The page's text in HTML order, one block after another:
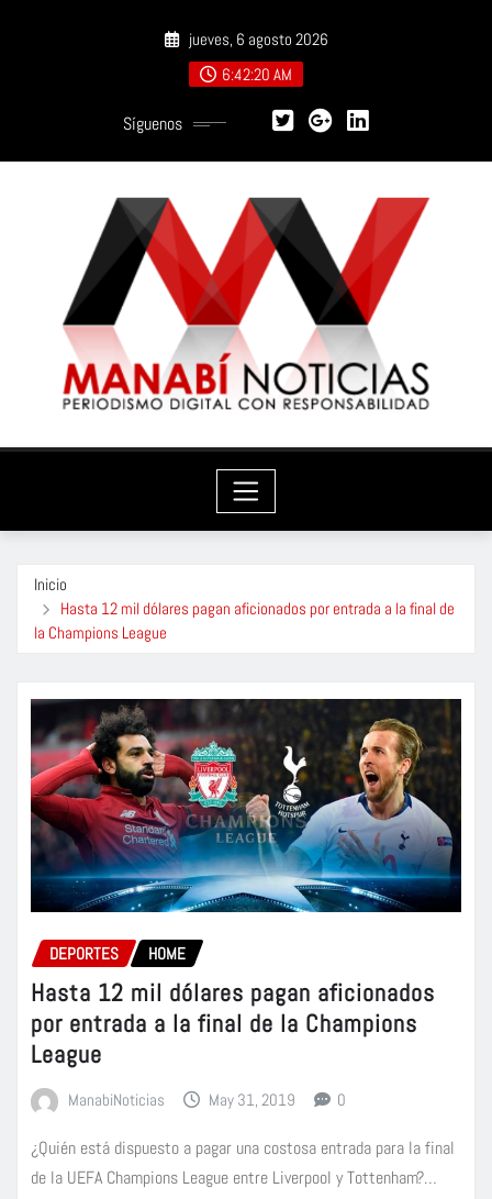
jueves, 6 agosto 2026
6:42:21 AM
Síguenos
Inicio
Hasta 12 mil dólares pagan aficionados por entrada a la final de
la Champions League
DEPORTES HOME
Hasta 12 mil dólares pagan aficionados
por entrada a la final de la Champions
League
ManabiNoticias May 31, 2019 0
¿Quién está dispuesto a pagar una costosa entrada para la final
de la UEFA Champions League entre Liverpool y Tottenham?…